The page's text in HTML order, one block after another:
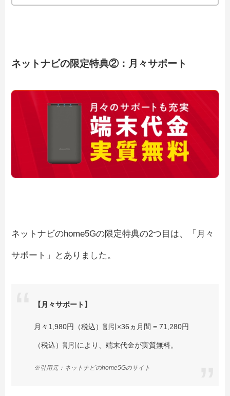
ネットナビの限定特典②：月々サポート
ネットナビのhome5Gの限定特典の2つ目は、「月々
サポート」とありました。
【月々サポート】
月々1,980円（税込）割引×36ヵ月間 = 71,280円
（税込）割引により、端末代金が実質無料。
※引用元：ネットナビのhome5Gのサイト